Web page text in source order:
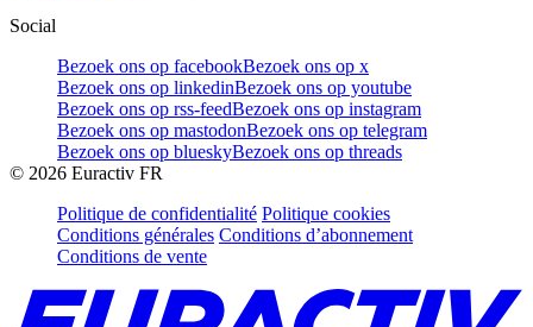
Social
Bezoek ons op facebookBezoek ons op x
Bezoek ons op linkedinBezoek ons op youtube
Bezoek ons op rss-feedBezoek ons op instagram
Bezoek ons op mastodonBezoek ons op telegram
Bezoek ons op blueskyBezoek ons op threads
© 2026 Euractiv FR
Politique de confidentialité Politique cookies
Conditions générales Conditions d’abonnement
Conditions de vente